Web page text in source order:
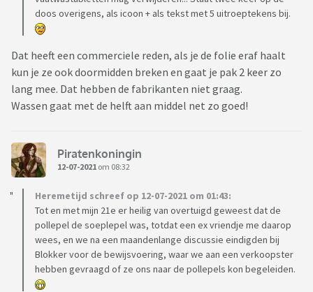
doos overigens, als icoon + als tekst met 5 uitroeptekens bij.
Dat heeft een commerciele reden, als je de folie eraf haalt
kun je ze ook doormidden breken en gaat je pak 2 keer zo
lang mee. Dat hebben de fabrikanten niet graag.
Wassen gaat met de helft aan middel net zo goed!
Piratenkoningin
12-07-2021 om 08:32
Heremetijd schreef op 12-07-2021 om 01:43:
Tot en met mijn 21e er heilig van overtuigd geweest dat de
pollepel de soeplepel was, totdat een ex vriendje me daarop
wees, en we na een maandenlange discussie eindigden bij
Blokker voor de bewijsvoering, waar we aan een verkoopster
hebben gevraagd of ze ons naar de pollepels kon begeleiden.